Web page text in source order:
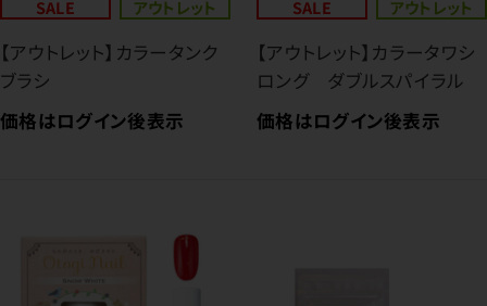
SALE アウトレット
【アウトレット】カラータンク
ブラシ
価格はログイン後表示
SALE アウトレット
【アウトレット】カラータワシ
ロング ダブルスパイラル
価格はログイン後表示